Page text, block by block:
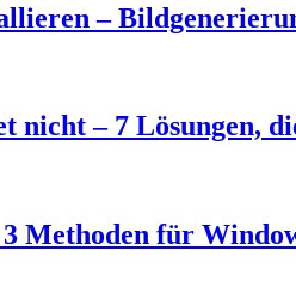
–
nicht – 7 Lösungen,
Methoden für